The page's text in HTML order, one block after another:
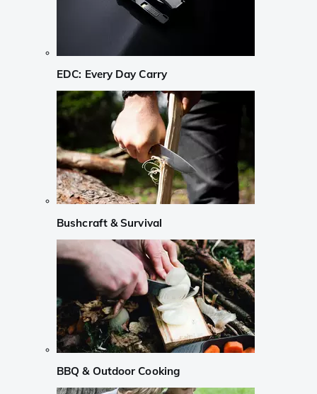
EDC: Every Day Carry
Bushcraft & Survival
BBQ & Outdoor Cooking